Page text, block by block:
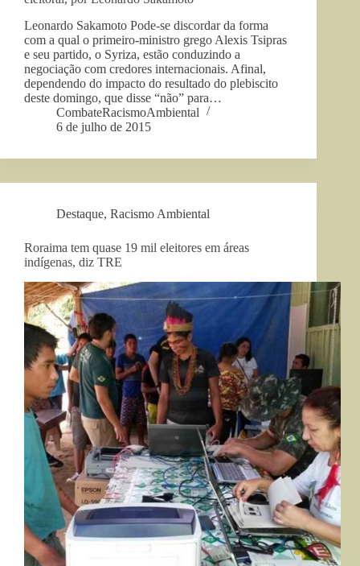
Leonardo Sakamoto Pode-se discordar da forma
com a qual o primeiro-ministro grego Alexis Tsipras
e seu partido, o Syriza, estão conduzindo a
negociação com credores internacionais. Afinal,
dependendo do impacto do resultado do plebiscito
deste domingo, que disse “não” para…
CombateRacismoAmbiental
6 de julho de 2015
Destaque, Racismo Ambiental
Roraima tem quase 19 mil eleitores em áreas
indígenas, diz TRE